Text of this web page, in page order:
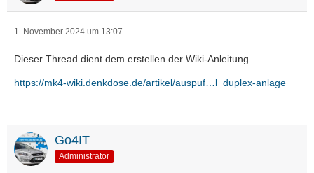
1. November 2024 um 13:07
Dieser Thread dient dem erstellen der Wiki-Anleitung
https://mk4-wiki.denkdose.de/artikel/auspuf…l_duplex-anlage
Go4IT
Administrator